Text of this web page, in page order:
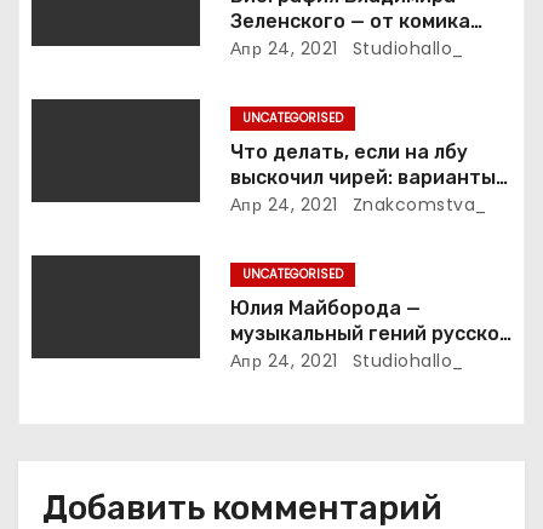
п
и
я
Зеленского — от комика
студии «Квартал 95» до
личная жизнь
Апр 24, 2021 Studiohallo_
UNCATEGORISED
Что делать, если на лбу
выскочил чирей: варианты
лечения
Апр 24, 2021 Znakcomstva_
UNCATEGORISED
Юлия Майборода —
музыкальный гений русской
эстрады и победительница
Апр 24, 2021 Studiohallo_
Добавить комментарий